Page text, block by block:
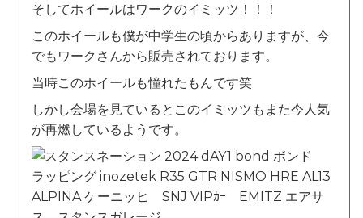
そしてホイールはワークのイミッツ！！！
このホイールも僕が中学生の頃からありますが、今
でもワークさんから販売されております。
当時このホイールも憧れたもんです笑
しかし会場を見ているとこのイミッツもまた今人気
が再燃しているようです。